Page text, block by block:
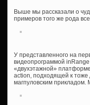
Выше мы рассказали о
примеров того же рода
У представленного на
видеопрограммой
«двухэтажной»
action, подходящей к тоже
магпуловским